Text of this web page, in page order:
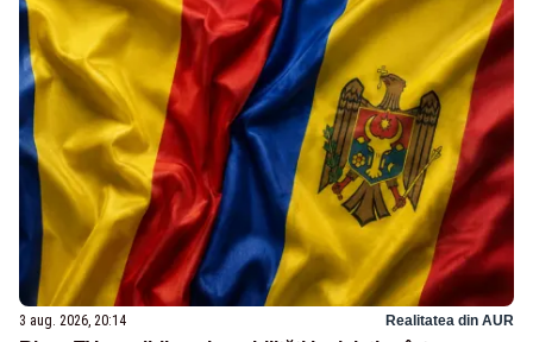
3 aug. 2026, 20:14 Realitatea din AUR